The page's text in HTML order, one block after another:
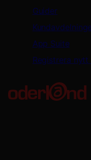
Guider
App Suite
Registrera